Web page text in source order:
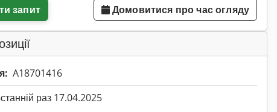
запит Домовитися про час огляду
A18701416
раз 17.04.2025